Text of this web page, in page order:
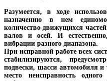
Разумеется, в ходе
назначению в нем
количество движущихся
валов и осей. И
вибрации разного диапазона.
При исправной работе всех
стабилизируются,
подвески, шасси автомобиля и
место неисправность